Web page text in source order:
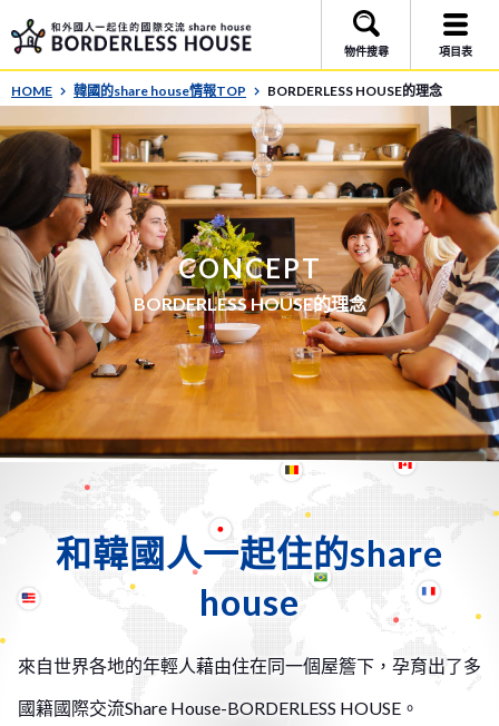
物件搜尋 項目表
HOME 韓國的share house情報TOP BORDERLESS HOUSE的理念
CONCEPT
BORDERLESS HOUSE的理念
和韓國人一起住的share
house
來自世界各地的年輕人藉由住在同一個屋簷下，孕育出了多
國籍國際交流Share House-BORDERLESS HOUSE。